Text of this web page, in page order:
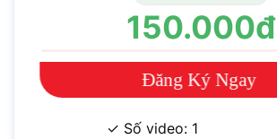
150.000đ
Đăng Ký Ngay
✓ Số video: 1